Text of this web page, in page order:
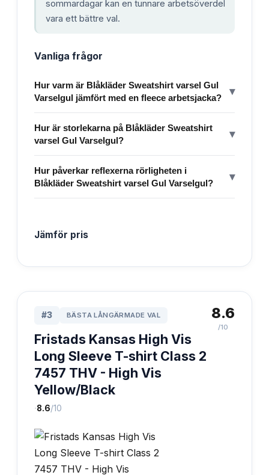
sommardagar kan en tunnare arbetsöverdel
vara ett bättre val.
Vanliga frågor
Hur varm är Blåkläder Sweatshirt varsel Gul
Varselgul jämfört med en fleece arbetsjacka?
▾
Hur är storlekarna på Blåkläder Sweatshirt
varsel Gul Varselgul?
▾
Hur påverkar reflexerna rörligheten i
Blåkläder Sweatshirt varsel Gul Varselgul?
▾
Jämför pris
#3 BÄSTA LÅNGÄRMADE VAL
Fristads Kansas High Vis
Long Sleeve T-shirt Class 2
7457 THV - High Vis
Yellow/Black
·8.6/10
8.6
/10